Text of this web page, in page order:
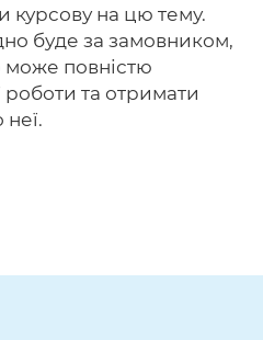
курсову на цю тему.
буде за замовником,
може повністю
роботи та отримати